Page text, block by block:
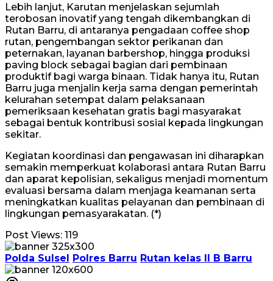
Lebih lanjut, Karutan menjelaskan sejumlah
terobosan inovatif yang tengah dikembangkan di
Rutan Barru, di antaranya pengadaan coffee shop
rutan, pengembangan sektor perikanan dan
peternakan, layanan barbershop, hingga produksi
paving block sebagai bagian dari pembinaan
produktif bagi warga binaan. Tidak hanya itu, Rutan
Barru juga menjalin kerja sama dengan pemerintah
kelurahan setempat dalam pelaksanaan
pemeriksaan kesehatan gratis bagi masyarakat
sebagai bentuk kontribusi sosial kepada lingkungan
sekitar.
Kegiatan koordinasi dan pengawasan ini diharapkan
semakin memperkuat kolaborasi antara Rutan Barru
dan aparat kepolisian, sekaligus menjadi momentum
evaluasi bersama dalam menjaga keamanan serta
meningkatkan kualitas pelayanan dan pembinaan di
lingkungan pemasyarakatan. (*)
Post Views: 119
Polda Sulsel Polres Barru Rutan kelas II B Barru